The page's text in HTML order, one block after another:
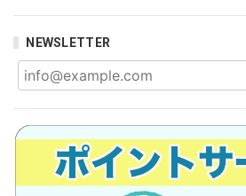
NEWSLETTER